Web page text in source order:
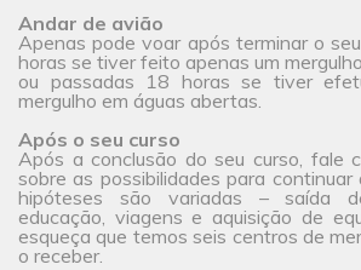
Andar de avião
Apenas pode voar após terminar o
horas se tiver feito apenas um
ou passadas 18 horas se tiver
mergulho em águas abertas.
Após o seu curso
Após a conclusão do seu curso, fale
sobre as possibilidades para
hipóteses são variadas – saída
educação, viagens e aquisição de
esqueça que temos seis centros de
o receber.